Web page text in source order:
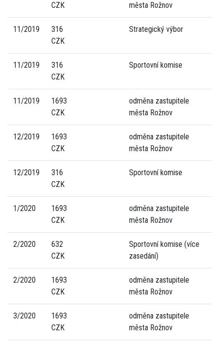
CZK
města Rožnov
11/2019
316
CZK
Strategický výbor
11/2019
316
CZK
Sportovní komise
11/2019
1693
CZK
odměna zastupitele
města Rožnov
12/2019
1693
CZK
odměna zastupitele
města Rožnov
12/2019
316
CZK
Sportovní komise
1/2020
1693
CZK
odměna zastupitele
města Rožnov
2/2020
632
CZK
Sportovní komise (více
zasedání)
2/2020
1693
CZK
odměna zastupitele
města Rožnov
3/2020
1693
CZK
odměna zastupitele
města Rožnov